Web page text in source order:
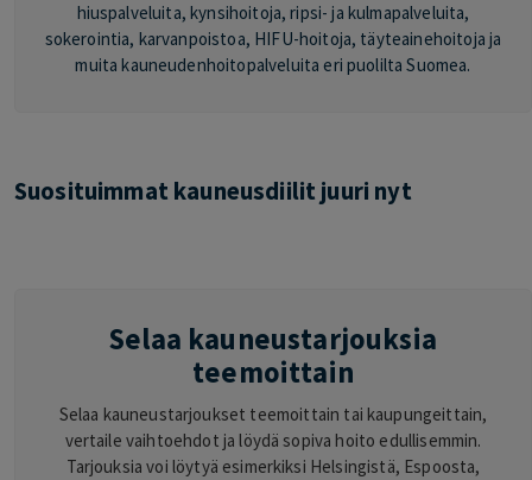
hiuspalveluita, kynsihoitoja, ripsi- ja kulmapalveluita,
sokerointia, karvanpoistoa, HIFU-hoitoja, täyteainehoitoja ja
muita kauneudenhoitopalveluita eri puolilta Suomea.
Suosituimmat kauneusdiilit juuri nyt
Selaa kauneustarjouksia
teemoittain
Selaa kauneustarjoukset teemoittain tai kaupungeittain,
vertaile vaihtoehdot ja löydä sopiva hoito edullisemmin.
Tarjouksia voi löytyä esimerkiksi Helsingistä, Espoosta,